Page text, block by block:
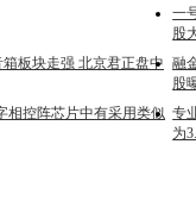
一
股
板块走强 北京君正盘中 融
股
相控阵芯片中有采用类似 专
为